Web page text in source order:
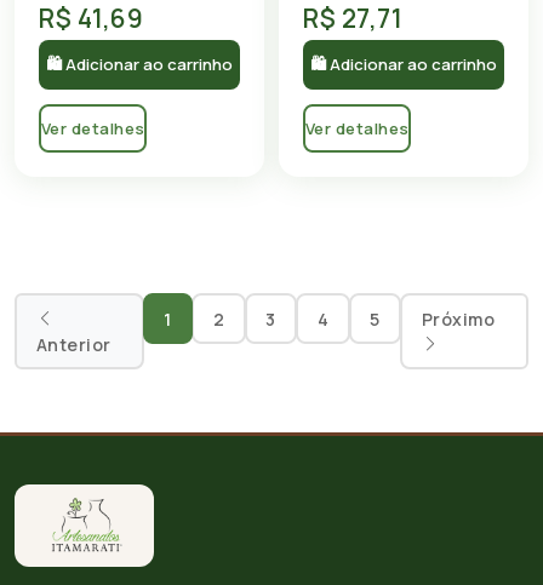
R$ 41,69
🛍 Adicionar ao carrinho
Ver detalhes
R$ 27,71
🛍 Adicionar ao carrinho
Ver detalhes
Anterior
1 2 3 4 5 Próximo